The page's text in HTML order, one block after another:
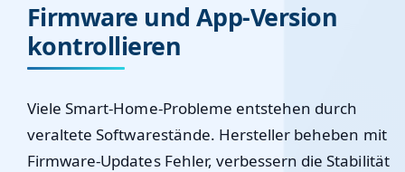
Firmware und App-Version
kontrollieren
Viele Smart-Home-Probleme entstehen durch
veraltete Softwarestände. Hersteller beheben mit
Firmware-Updates Fehler, verbessern die Stabilität